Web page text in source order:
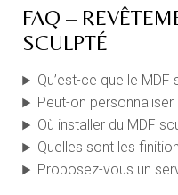
FAQ –
SCULPTÉ
Qu’est-ce que le MDF
Peut-on
Où installer du MDF
Quelles sont les
Proposez-vous un